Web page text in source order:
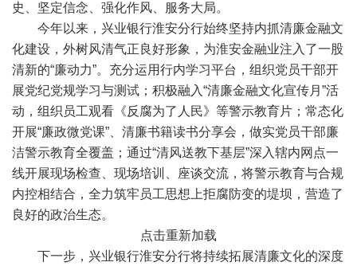
史、坚定信念、强化作风、服务大局。
今年以来，兴业银行淮安分行始终坚持内抓清廉金融文
化建设，外树风清气正良好形象，为淮安金融业注入了一股
清新的“廉动力”。充分运用行内学习平台，组织党员干部开
展党纪党规学习与测试；积极融入“清廉金融文化宣传月”活
动，组织员工观看《反腐为了人民》等警示教育片；常态化
开展“廉政微党课”、清廉书籍读书分享会，做实党员干部廉
洁警示教育全覆盖；通过“清风送教下基层”深入辖内网点一
线开展现场检查、现场培训、座谈交流，将警示教育与合规
内控相结合，全力筑牢员工思想上拒腐防变的堤坝，营造了
良好的政治生态。
点击重新加载
下一步，兴业银行淮安分行将持续拓展清廉文化的深度